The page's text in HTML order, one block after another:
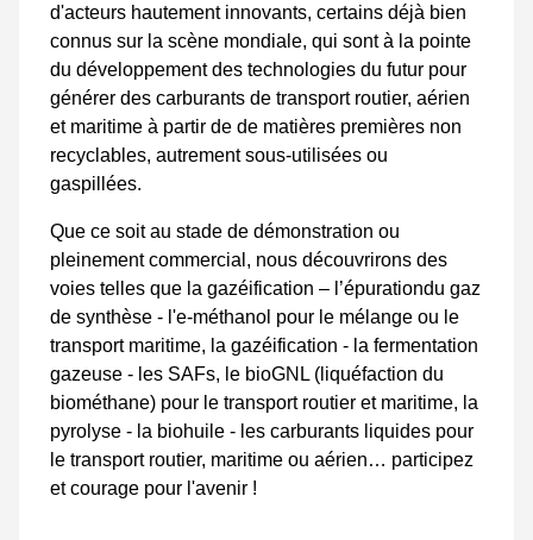
d'acteurs hautement innovants, certains déjà bien
connus sur la scène mondiale, qui sont à la pointe
du développement des technologies du futur pour
générer des carburants de transport routier, aérien
et maritime à partir de de matières premières non
recyclables, autrement sous-utilisées ou
gaspillées.
Que ce soit au stade de démonstration ou
pleinement commercial, nous découvrirons des
voies telles que la gazéification – l’épurationdu gaz
de synthèse - l'e-méthanol pour le mélange ou le
transport maritime, la gazéification - la fermentation
gazeuse - les SAFs, le bioGNL (liquéfaction du
biométhane) pour le transport routier et maritime, la
pyrolyse - la biohuile - les carburants liquides pour
le transport routier, maritime ou aérien… participez
et courage pour l'avenir !